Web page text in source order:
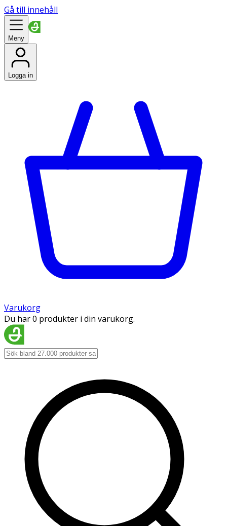
Gå till innehåll
Meny
Logga in
Varukorg
Du har 0 produkter i din varukorg.